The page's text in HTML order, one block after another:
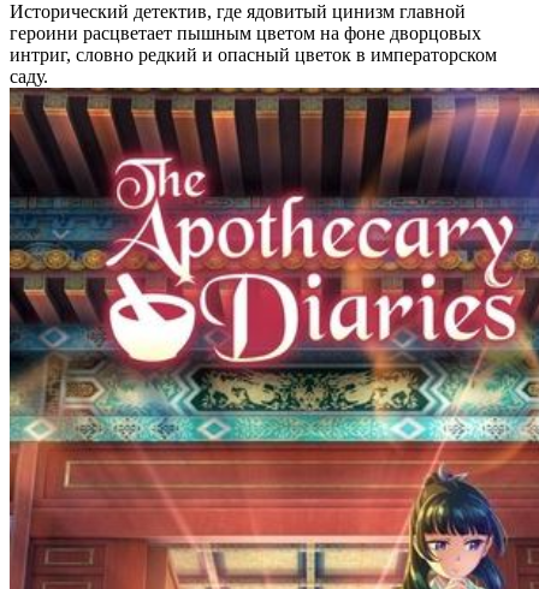
Исторический детектив, где ядовитый цинизм главной
героини расцветает пышным цветом на фоне дворцовых
интриг, словно редкий и опасный цветок в императорском
саду.